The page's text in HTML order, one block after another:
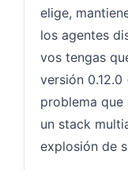
elige,
los agentes
vos tengas
versión
problema que
un stack
explosión de